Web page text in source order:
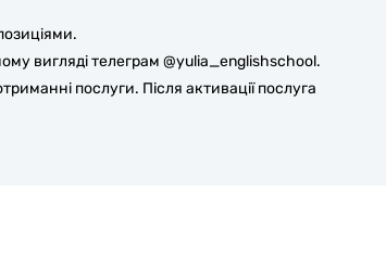
вигляді телеграм @yulia_englishschool.
послуги. Після активації послуга